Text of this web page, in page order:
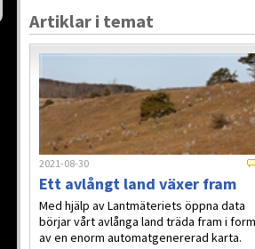
Artiklar i temat
2021-08-30
Ett avlångt land växer fram
Med hjälp av Lantmäteriets öppna data
börjar vårt avlånga land träda fram i form
av en enorm automatgenererad karta.